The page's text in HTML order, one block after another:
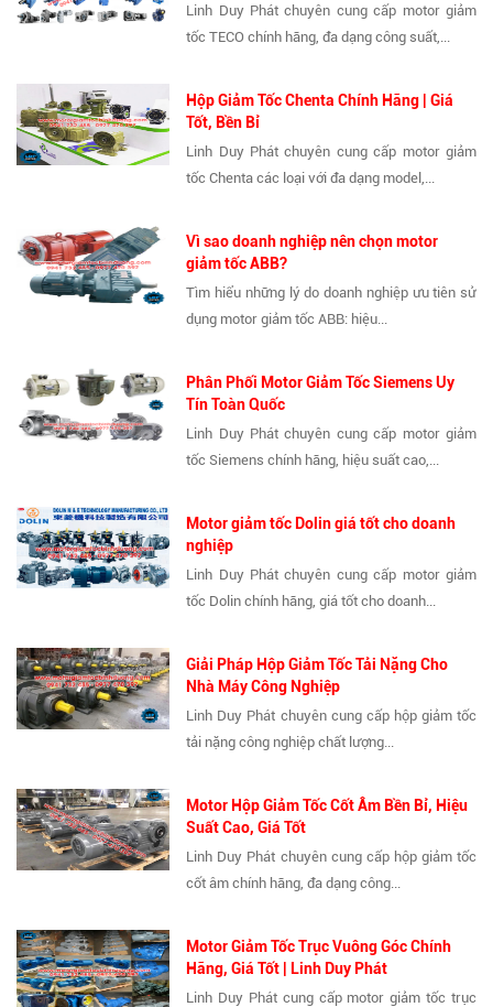
Linh Duy Phát chuyên cung cấp motor giảm
tốc TECO chính hãng, đa dạng công suất,...
Hộp Giảm Tốc Chenta Chính Hãng | Giá
Tốt, Bền Bỉ
Linh Duy Phát chuyên cung cấp motor giảm
tốc Chenta các loại với đa dạng model,...
Vì sao doanh nghiệp nên chọn motor
giảm tốc ABB?
Tìm hiểu những lý do doanh nghiệp ưu tiên sử
dụng motor giảm tốc ABB: hiệu...
Phân Phối Motor Giảm Tốc Siemens Uy
Tín Toàn Quốc
Linh Duy Phát chuyên cung cấp motor giảm
tốc Siemens chính hãng, hiệu suất cao,...
Motor giảm tốc Dolin giá tốt cho doanh
nghiệp
Linh Duy Phát chuyên cung cấp motor giảm
tốc Dolin chính hãng, giá tốt cho doanh...
Giải Pháp Hộp Giảm Tốc Tải Nặng Cho
Nhà Máy Công Nghiệp
Linh Duy Phát chuyên cung cấp hộp giảm tốc
tải nặng công nghiệp chất lượng...
Motor Hộp Giảm Tốc Cốt Âm Bền Bỉ, Hiệu
Suất Cao, Giá Tốt
Linh Duy Phát chuyên cung cấp hộp giảm tốc
cốt âm chính hãng, đa dạng công...
Motor Giảm Tốc Trục Vuông Góc Chính
Hãng, Giá Tốt | Linh Duy Phát
Linh Duy Phát cung cấp motor giảm tốc trục